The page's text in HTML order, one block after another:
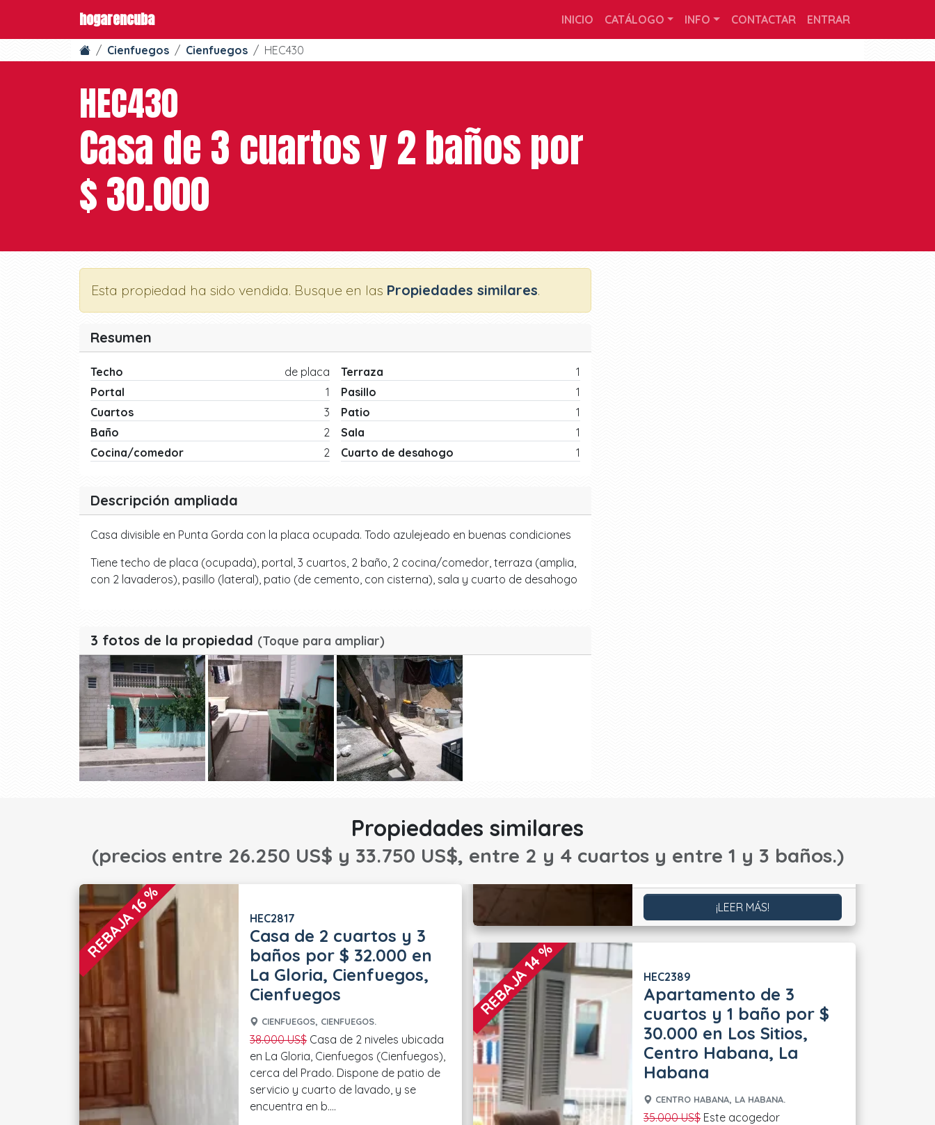
hogarencuba INICIO CATÁLOGO INFO CONTACTAR ENTRAR
Cienfuegos Cienfuegos HEC430
HEC430
Casa de 3 cuartos y 2 baños por
$ 30.000
Esta propiedad ha sido vendida. Busque en las Propiedades similares.
Resumen
Techo
de placa
Portal
1
Cuartos
3
Baño
2
Cocina/comedor
2
Terraza
1
Pasillo
1
Patio
1
Sala
1
Cuarto de desahogo
1
Descripción ampliada
Casa divisible en Punta Gorda con la placa ocupada. Todo azulejeado en buenas condiciones
Tiene techo de placa (ocupada), portal, 3 cuartos, 2 baño, 2 cocina/comedor, terraza (amplia,
con 2 lavaderos), pasillo (lateral), patio (de cemento, con cisterna), sala y cuarto de desahogo
3 fotos de la propiedad (Toque para ampliar)
Propiedades similares
(precios entre 26.250 US$ y 33.750 US$, entre 2 y 4 cuartos y entre 1 y 3 baños.)
REBAJA 16 % HEC2817
Casa de 2 cuartos y 3
baños por $ 32.000 en
La Gloria, Cienfuegos,
Cienfuegos
CIENFUEGOS, CIENFUEGOS.
38.000 US$Casa de 2 niveles ubicada
en La Gloria, Cienfuegos (Cienfuegos),
cerca del Prado. Dispone de patio de
servicio y cuarto de lavado, y se
encuentra en b....
¡LEER MÁS!
REBAJA 14 % HEC2389
Apartamento de 3
cuartos y 1 baño por $
30.000 en Los Sitios,
Centro Habana, La
Habana
CENTRO HABANA, LA HABANA.
35.000 US$Este acogedor